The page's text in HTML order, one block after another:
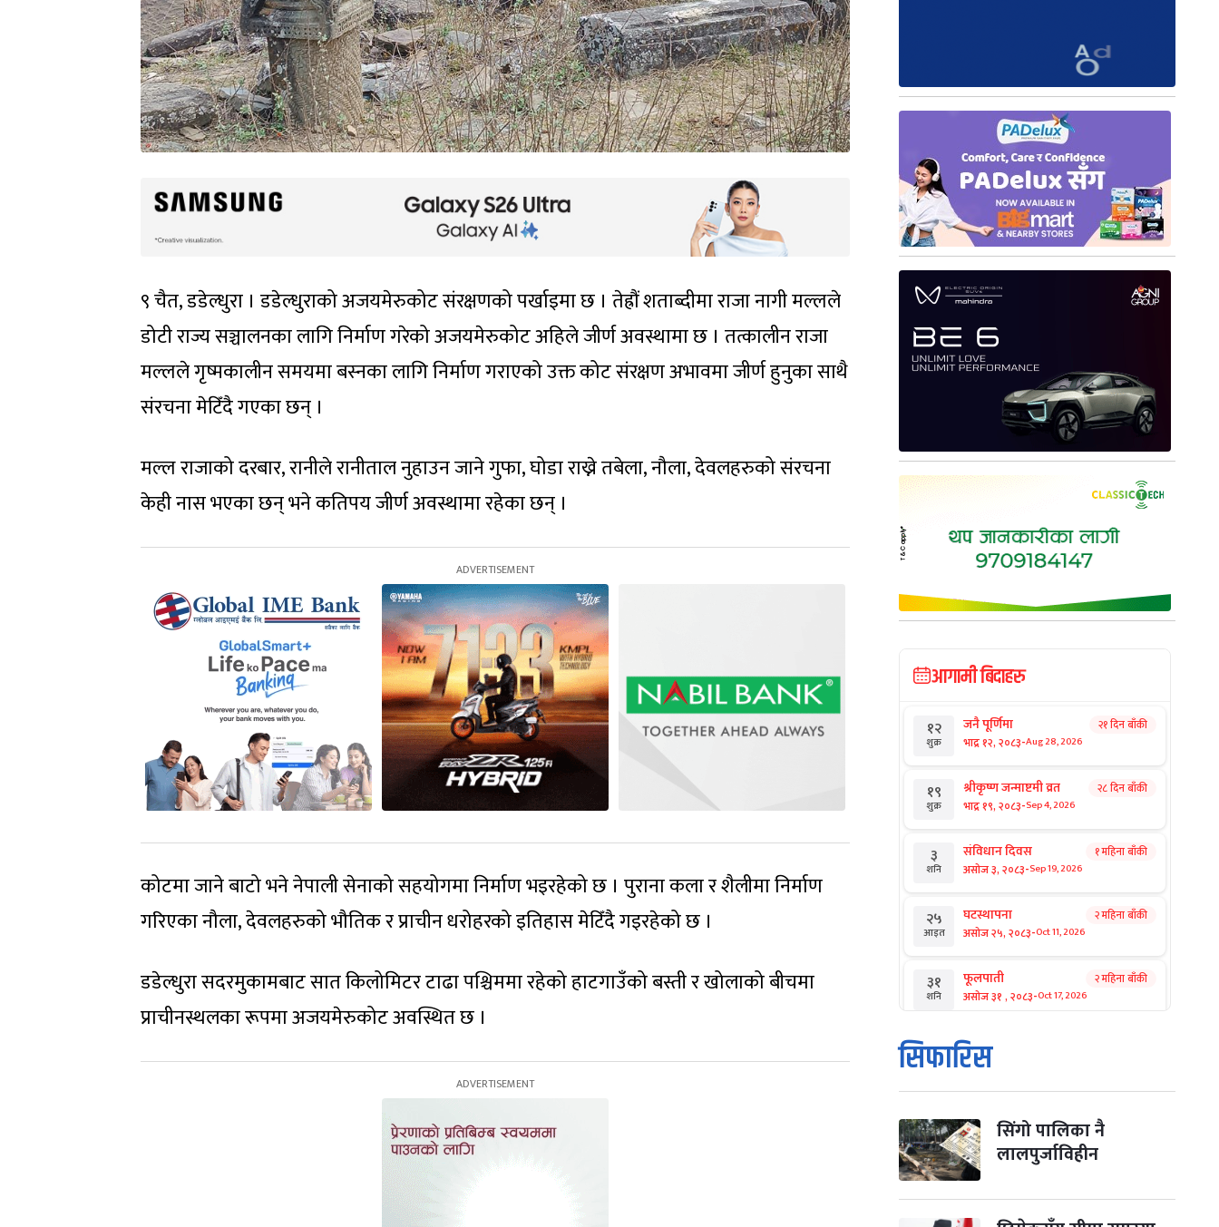
९ चैत, डडेल्धुरा । डडेल्धुराको अजयमेरुकोट संरक्षणको पर्खाइमा छ । तेह्रौं शताब्दीमा राजा नागी मल्लले
डोटी राज्य सञ्चालनका लागि निर्माण गरेको अजयमेरुकोट अहिले जीर्ण अवस्थामा छ । तत्कालीन राजा
मल्लले गृष्मकालीन समयमा बस्नका लागि निर्माण गराएको उक्त कोट संरक्षण अभावमा जीर्ण हुनुका साथै
संरचना मेटिँदै गएका छन् ।
मल्ल राजाको दरबार, रानीले रानीताल नुहाउन जाने गुफा, घोडा राख्ने तबेला, नौला, देवलहरुको संरचना
केही नास भएका छन् भने कतिपय जीर्ण अवस्थामा रहेका छन् ।
कोटमा जाने बाटो भने नेपाली सेनाको सहयोगमा निर्माण भइरहेको छ । पुराना कला र शैलीमा निर्माण
गरिएका नौला, देवलहरुको भौतिक र प्राचीन धरोहरको इतिहास मेटिँदै गइरहेको छ ।
डडेल्धुरा सदरमुकामबाट सात किलोमिटर टाढा पश्चिममा रहेको हाटगाउँको बस्ती र खोलाको बीचमा
प्राचीनस्थलका रूपमा अजयमेरुकोट अवस्थित छ ।
आगामी बिदाहरु
१२
शुक्र
जनै पूर्णिमा
भाद्र १२, २०८३-Aug 28, 2026
२१ दिन बाँकी
१९
शुक्र
श्रीकृष्ण जन्माष्टमी व्रत
भाद्र १९, २०८३-Sep 4, 2026
२८ दिन बाँकी
३
शनि
संविधान दिवस
असोज ३, २०८३-Sep 19, 2026
१ महिना बाँकी
२५
आइत
घटस्थापना
असोज २५, २०८३-Oct 11, 2026
२ महिना बाँकी
३१
शनि
फूलपाती
असोज ३१ , २०८३-Oct 17, 2026
२ महिना बाँकी
१
आइत
कार्तिक सङ्क्रान्ति
कार्तिक १, २०८३
मंगल कार्तिक ३, २०८३- Oct 20, 2026
४ विजयादशमी
कार्तिक ४, २०८३
सिफारिस
सिंगो पालिका नै
लालपुर्जाविहीन